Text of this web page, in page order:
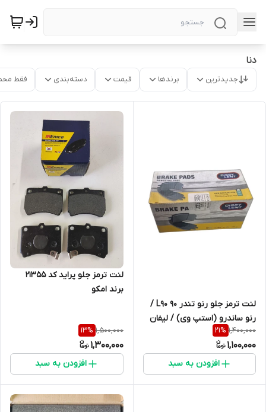
دنا
جدیدترین برندها قیمت دسته‌بندی فقط
لنت ترمز جلو رنو تندر 90 L90 /
رنو ‏ساندرو (استپ وی) / لیفان
21463
1,400,000
21%
1,100,000
افزودن به سبد
لنت ترمز جلو پراید کد 21355
برند امکو
1,500,000
13%
1,300,000
افزودن به سبد